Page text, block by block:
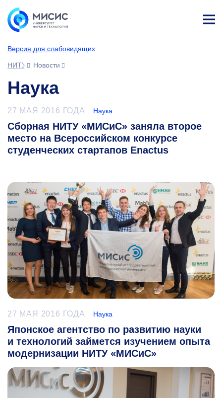
Версия для слабовидящих
НИТУ МИСИС
Новости
Наука
27 МАЯ 2016 ГОДА Наука
Сборная НИТУ «МИСиС» заняла второе
место на Всероссийском конкурсе
студенческих стартапов Enactus
27 МАЯ 2016 ГОДА Наука
Японское агентство по развитию науки
и технологий займется изучением опыта
модернизации НИТУ «МИСиС»